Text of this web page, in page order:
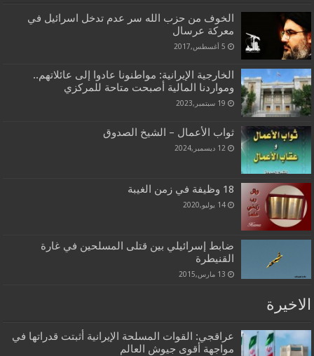
الخوف من حزب الله سر عدم تدخل اسرائيل في
معركة عرسال
5 أغسطس,2017
الخارجية الإيرانية: مواطنونا عادوا إلى عائلاتهم..
ومواردنا المالية أصبحت متاحة للمركزي
19 سبتمبر,2023
ثواب الأعمال – الشيخ الصدوق
12 ديسمبر,2024
18 وظيفة في زمن الغيبة
14 يوليو,2020
ضابط إسرائيلي بين قتلى المسلحين في غارة
القنيطرة
13 مارس,2015
الاخيرة
عراقجي: القوات المسلحة الإيرانية أثبتت قدراتها في
مواجهة أقوى جيوش العالم